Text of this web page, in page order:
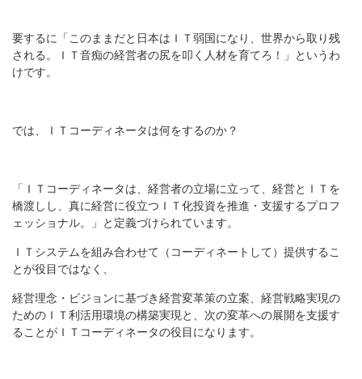
要するに「このままだと日本はＩＴ弱国になり、世界から取り残
される。ＩＴ音痴の経営者の尻を叩く人材を育てろ！」というわ
けです。
では、ＩＴコーディネータは何をするのか？
「ＩＴコーディネータは、経営者の立場に立って、経営とＩＴを
橋渡しし、真に経営に役立つＩＴ化投資を推進・支援するプロフ
ェッショナル。」と定義づけられています。
ＩＴシステムを組み合わせて（コーディネートして）提供するこ
とが役目ではなく、
経営理念・ビジョンに基づき経営変革策の立案、経営戦略実現の
ためのＩＴ利活用環境の構築実現と、次の変革への展開を支援す
ることがＩＴコーディネータの役目になります。